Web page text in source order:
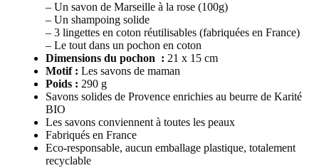
– Un savon de Marseille à la rose (100g)
– Un shampoing solide
– 3 lingettes en coton réutilisables (fabriquées en France)
– Le tout dans un pochon en coton
Dimensions du pochon : 21 x 15 cm
Motif : Les savons de maman
Poids : 290 g
Savons solides de Provence enrichies au beurre de Karité
BIO
Les savons conviennent à toutes les peaux
Fabriqués en France
Eco-responsable, aucun emballage plastique, totalement
recyclable